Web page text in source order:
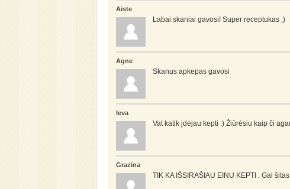
Aiste
Labai skaniai gavosi! Super receptukas ;)
Agne
Skanus apkepas gavosi
Ieva
Vat katik įdėjau kepti :) Žiūrėsiu kaip či
Grazina
TIK KA IŠSIRAŠIAU EINU KEPTI . Gal